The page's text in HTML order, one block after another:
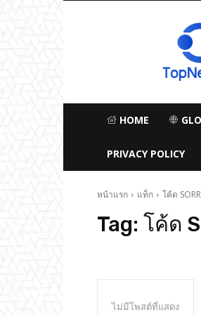
เกม
ออนไลน์
HOME
PRIVACY POLICY
หน้าแรก แท็ก โค้ด
Tag: โค้ด
ไม่มีโพสต์ที่แสดง